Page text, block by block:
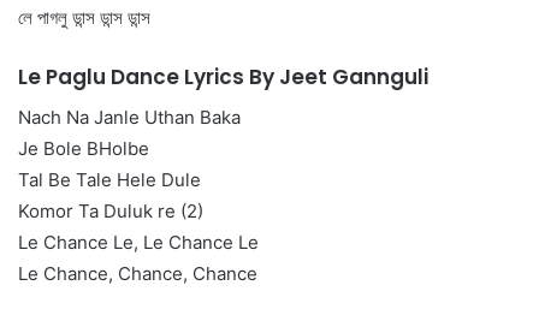
লে পাগলু ডান্স ডান্স ডান্স
Le Paglu Dance Lyrics By Jeet Gannguli
Nach Na Janle Uthan Baka
Je Bole BHolbe
Tal Be Tale Hele Dule
Komor Ta Duluk re (2)
Le Chance Le, Le Chance Le
Le Chance, Chance, Chance